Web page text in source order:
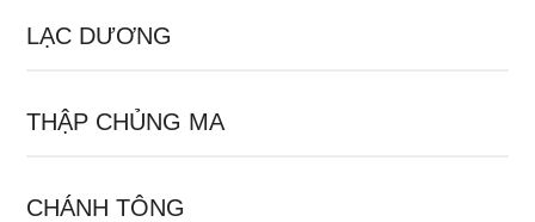
LẠC DƯƠNG
THẬP CHỦNG MA
CHÁNH TÔNG